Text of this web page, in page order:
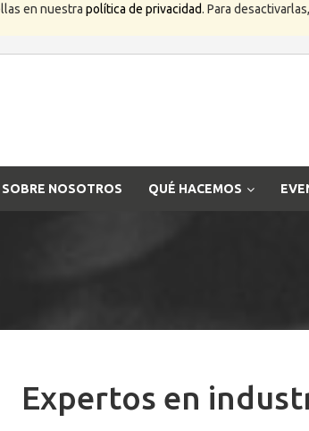
en nuestra política de privacidad. Para
SOBRE NOSOTROS QUÉ HACEMOS
Expertos en